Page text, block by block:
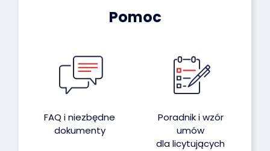
Pomoc
FAQ i niezbędne
dokumenty
Poradnik i wzór
umów
dla licytujących